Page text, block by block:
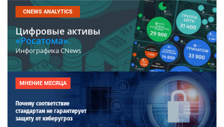
CNEWS ANALYTICS
Цифровые активы
«Росатома».
Инфографика CNews
МНЕНИЕ МЕСЯЦА
Почему соответствие
стандартам не гарантирует
защиту от киберугроз